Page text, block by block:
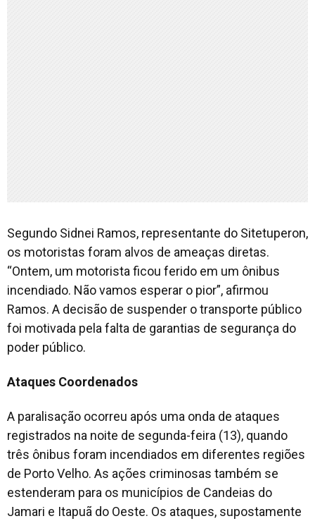
Segundo Sidnei Ramos, representante do Sitetuperon,
os motoristas foram alvos de ameaças diretas.
“Ontem, um motorista ficou ferido em um ônibus
incendiado. Não vamos esperar o pior”, afirmou
Ramos. A decisão de suspender o transporte público
foi motivada pela falta de garantias de segurança do
poder público.
Ataques Coordenados
A paralisação ocorreu após uma onda de ataques
registrados na noite de segunda-feira (13), quando
três ônibus foram incendiados em diferentes regiões
de Porto Velho. As ações criminosas também se
estenderam para os municípios de Candeias do
Jamari e Itapuã do Oeste. Os ataques, supostamente